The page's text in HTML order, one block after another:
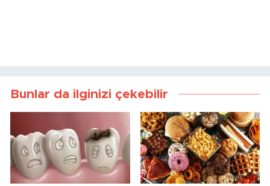
Bunlar da ilginizi çekebilir